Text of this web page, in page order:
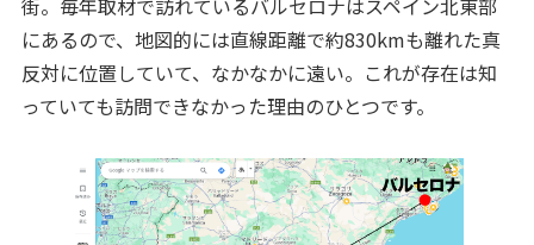
街。毎年取材で訪れているバルセロナはスペイン北東部
にあるので、地図的には直線距離で約830kmも離れた真
反対に位置していて、なかなかに遠い。これが存在は知
っていても訪問できなかった理由のひとつです。